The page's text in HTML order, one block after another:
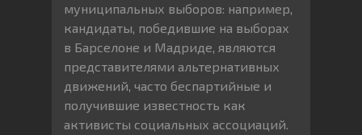
муниципальных выборов: например,
кандидаты, победившие на выборах
в Барселоне и Мадриде, являются
представителями альтернативных
движений, часто беспартийные и
получившие известность как
активисты социальных ассоциаций.